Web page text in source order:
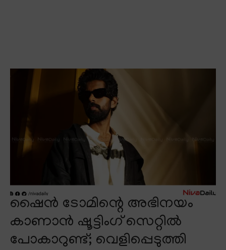
ഷൈൻ ടോമിന്റെ അഭിനയം
കാണാൻ ഷൂട്ടിംഗ് സെറ്റിൽ
പോകാറുണ്ട്; വെളിപ്പെടുത്തി